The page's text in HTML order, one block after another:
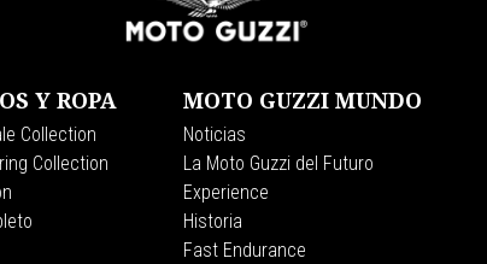
Y ROPA
Collection
Collection
MOTO GUZZI MUNDO
Noticias
La Moto Guzzi del Futuro
Experience
Historia
Fast Endurance